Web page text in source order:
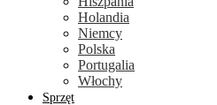
Holandia
Niemcy
Polska
Portugalia
Włochy
Sprzęt